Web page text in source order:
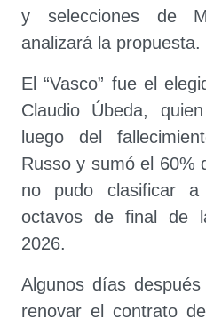
y selecciones de
analizará la propuesta.
El “Vasco” fue el
Claudio Úbeda,
luego del
Russo y sumó el 60%
no pudo clasificar
octavos de final de
2026.
Algunos días
renovar el contrato